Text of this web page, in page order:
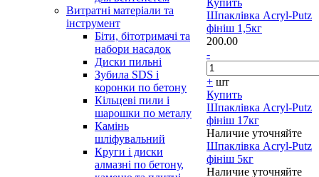
Витратні матеріали та
інструмент
Біти, бітотримачі та
набори насадок
Диски пильні
Зубила SDS і
коронки по бетону
Кільцеві пили і
шарошки по металу
Камінь
шліфувальний
Круги і диски
алмазні по бетону,
Купить
Шпаклівка Acryl-Putz
фініш 1,5кг
200.00
-
+ шт
Купить
Шпаклівка Acryl-Putz
фініш 17кг
Наличие уточняйте
Шпаклівка Acryl-Putz
фініш 5кг
Наличие уточняйте